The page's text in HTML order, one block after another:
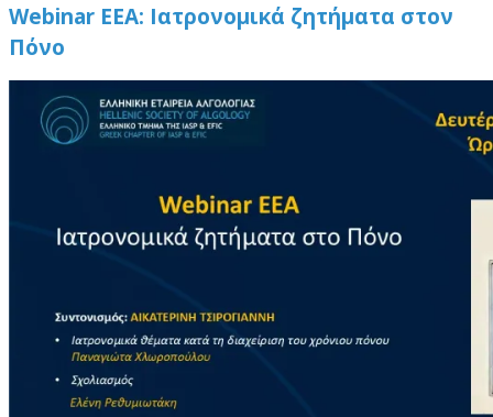
Webinar EEA: Ιατρονομικά ζητήματα στον
Πόνο